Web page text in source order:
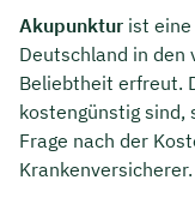
Expats
Über Uns
Akupunktur ist
Deutschland in den
Beliebtheit erfreut.
kostengünstig
Frage nach der
Krankenversicherer.